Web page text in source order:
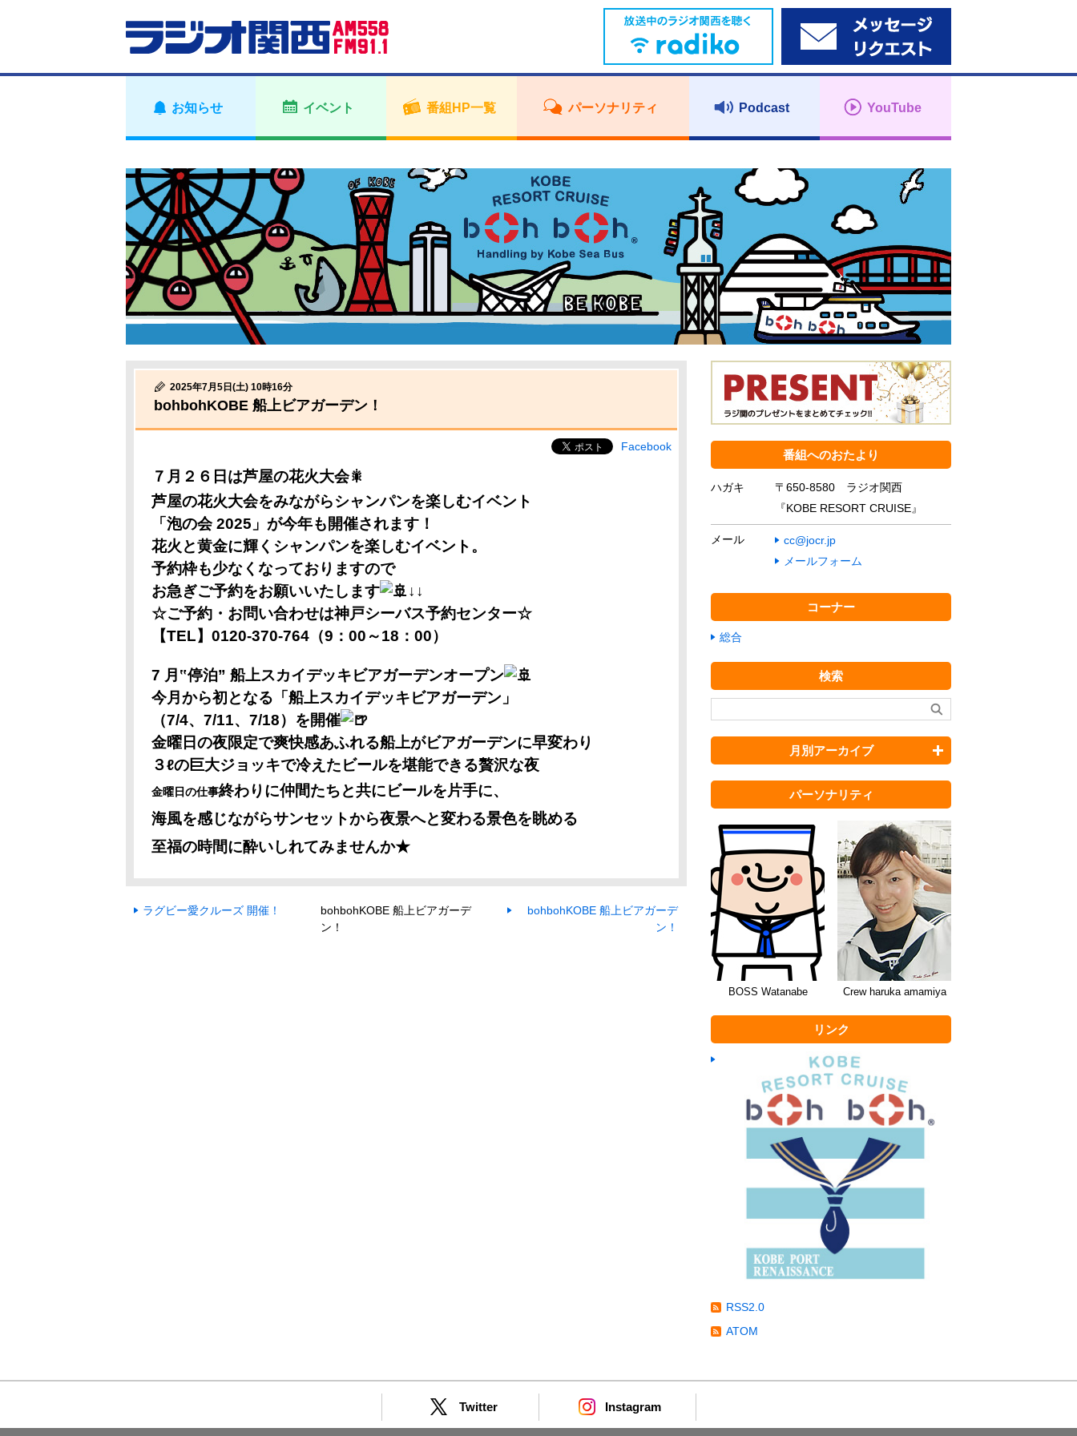
お知らせ イベント 番組HP一覧 パーソナリティ Podcast YouTube
2025年7月5日(土) 10時16分
bohbohKOBE 船上ビアガーデン！
Facebook
７月２６日は芦屋の花火大会🎇
芦屋の花火大会をみながらシャンパンを楽しむイベント
「泡の会 2025」が今年も開催されます！
花火と黄金に輝くシャンパンを楽しむイベント。
予約枠も少なくなっておりますので
お急ぎご予約をお願いいたします
↓↓
☆ご予約・お問い合わせは神戸シーバス予約センター☆
【TEL】0120-370-764（9：00～18：00）
7 月‟停泊” 船上スカイデッキビアガーデンオープン
今月から初となる「船上スカイデッキビアガーデン」
（7/4、7/11、7/18）を開催
金曜日の夜限定で爽快感あふれる船上がビアガーデンに早変わり
３ℓの巨大ジョッキで冷えたビールを堪能できる贅沢な夜
金曜日の仕事終わりに仲間たちと共にビールを片手に、
海風を感じながらサンセットから夜景へと変わる景色を眺める
至福の時間に酔いしれてみませんか★
ラグビー愛クルーズ 開催！
bohbohKOBE 船上ビアガーデ
ン！
bohbohKOBE 船上ビアガーデ
ン！
番組へのおたより
ハガキ
〒650-8580 ラジオ関西
『KOBE RESORT CRUISE』
メール
cc@jocr.jp
メールフォーム
コーナー
総合
検索
月別アーカイブ
パーソナリティ
BOSS Watanabe Crew haruka amamiya
リンク
RSS2.0
ATOM
Twitter Instagram